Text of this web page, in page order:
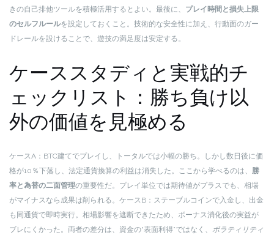
きの自己排他ツールを積極活用するとよい。最後に、 プレイ時間と損失上限
のセルフルールを設定しておくこと。技術的な安全性に加え、行動面のガー
ドレールを設けることで、遊技の満足度は安定する。
ケーススタディと実戦的チ
ェックリスト：勝ち負け以
外の価値を見極める
ケースA：BTC建てでプレイし、トータルでは小幅の勝ち。しかし数日後に価
格が10％下落し、法定通貨換算の利益は消失した。ここから学べるのは、 勝
率と為替の二面管理の重要性だ。プレイ単位では期待値がプラスでも、相場
がマイナスなら成果は削られる。ケースB：ステーブルコインで入金し、出金
も同通貨で即時実行。相場影響を遮断できたため、ボーナス消化後の実益が
ブレにくかった。両者の差分は、資金の“表面利得”ではなく、 ボラティリティ